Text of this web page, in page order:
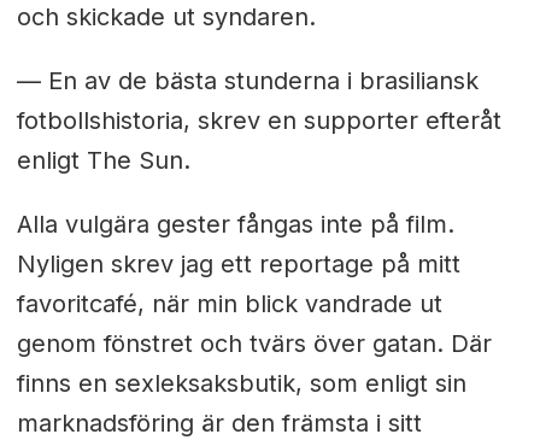
och skickade ut syndaren.
— En av de bästa stunderna i brasiliansk
fotbollshistoria, skrev en supporter efteråt
enligt The Sun.
Alla vulgära gester fångas inte på film.
Nyligen skrev jag ett reportage på mitt
favoritcafé, när min blick vandrade ut
genom fönstret och tvärs över gatan. Där
finns en sexleksaksbutik, som enligt sin
marknadsföring är den främsta i sitt